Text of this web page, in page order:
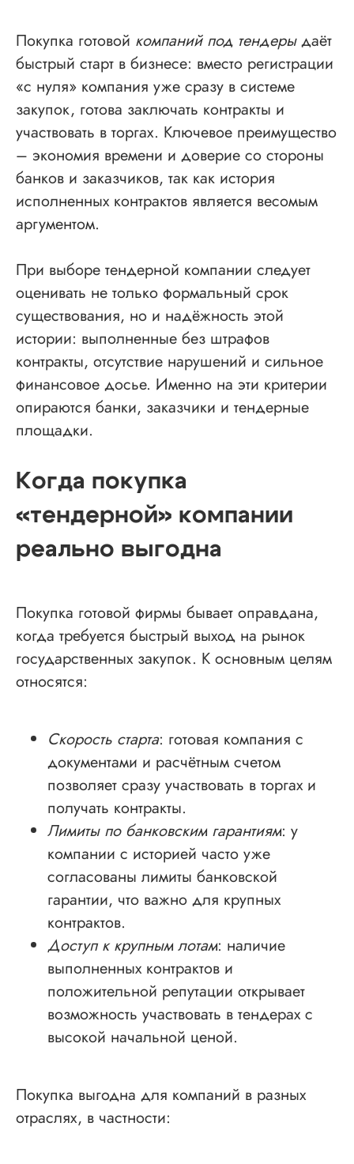
Покупка готовой компаний под тендерыдаёт
быстрый старт в бизнесе: вместо регистрации
«с нуля» компания уже сразу в системе
закупок, готова заключать контракты и
участвовать в торгах. Ключевое преимущество
– экономия времени и доверие со стороны
банков и заказчиков, так как история
исполненных контрактов является весомым
аргументом.
При выборе тендерной компании следует
оценивать не только формальный срок
существования, но и надёжность этой
истории: выполненные без штрафов
контракты, отсутствие нарушений и сильное
финансовое досье. Именно на эти критерии
опираются банки, заказчики и тендерные
площадки.
Когда покупка
«тендерной» компании
реально выгодна
Покупка готовой фирмы бывает оправдана,
когда требуется быстрый выход на рынок
государственных закупок. К основным целям
относятся:
Скорость старта: готовая компания с
документами и расчётным счетом
позволяет сразу участвовать в торгах и
получать контракты.
Лимиты по банковским гарантиям: у
компании с историей часто уже
согласованы лимиты банковской
гарантии, что важно для крупных
контрактов.
Доступ к крупным лотам: наличие
выполненных контрактов и
положительной репутации открывает
возможность участвовать в тендерах с
высокой начальной ценой.
Покупка выгодна для компаний в разных
отраслях, в частности: